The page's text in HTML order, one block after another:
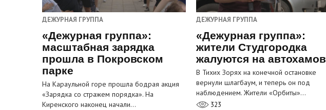
ДЕЖУРНАЯ ГРУППА
«Дежурная группа»:
масштабная зарядка
прошла в Покровском
парке
На Караульной горе прошла бодрая акция
«Зарядка со стражем порядка». На
Киренского наконец начали…
ДЕЖУРНАЯ ГРУППА
«Дежурная группа»:
жители Студгородка
жалуются на автохамов
В Тихих Зорях на конечной остановке
вернули шлагбаум, и теперь он под
наблюдением. Жители «Орбиты»…
323